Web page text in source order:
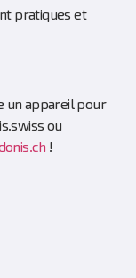
pratiques et
un appareil pour
ou
!